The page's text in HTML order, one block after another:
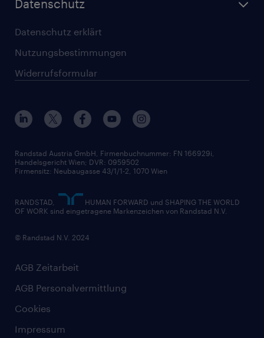
Datenschutz
Datenschutz erklärt
Nutzungsbestimmungen
Widerrufsformular
AGB Zeitarbeit
AGB Personalvermittlung
Cookies
Impressum
Randstad Austria GmbH, Firmenbuchnummer: FN 166929i,
Handelsgericht Wien; DVR: 0959502
Firmensitz: Neubaugasse 43/1/1-2, 1070 Wien
RANDSTAD,
HUMAN FORWARD und SHAPING THE WORLD
OF WORK sind eingetragene Markenzeichen von Randstad N.V.
© Randstad N.V. 2024